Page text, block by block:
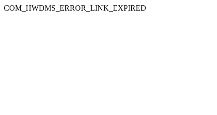
COM_HWDMS_ERROR_LINK_EXPIRED